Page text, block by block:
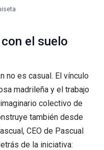
el suelo
no es casual. El vínculo
madrileña y el trabajo
colectivo de
también desde
CEO de Pascual
de la iniciativa: